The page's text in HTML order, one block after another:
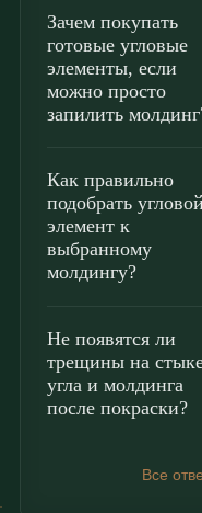
Зачем покупать
готовые угловые
элементы, если
можно просто
запилить
Как правильно
подобрать
элемент к
выбранному
молдингу?
Не появятся ли
трещины на
угла и молдинга
после покраски?
Все